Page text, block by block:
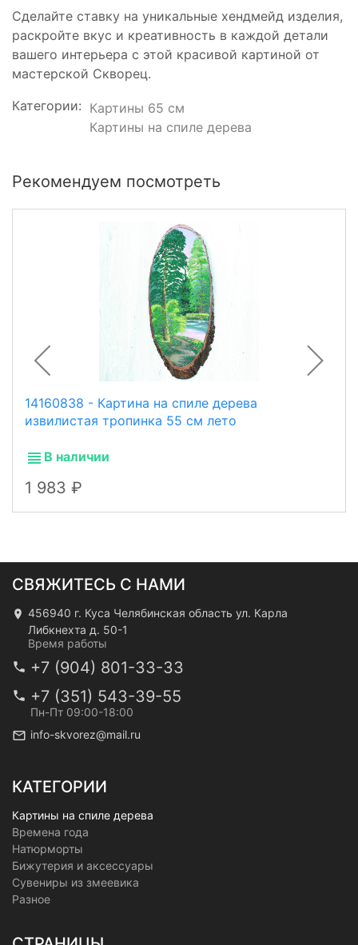
Сделайте ставку на уникальные хендмейд изделия,
раскройте вкус и креативность в каждой детали
вашего интерьера с этой красивой картиной от
мастерской Скворец.
Категории: Картины 65 см
Картины на спиле дерева
Рекомендуем посмотреть
14160838 - Картина на спиле дерева
извилистая тропинка 55 см лето
В наличии
1 983
СВЯЖИТЕСЬ С НАМИ
456940 г. Куса Челябинская область ул. Карла
Либкнехта д. 50-1
Время работы
+7 (904) 801-33-33
+7 (351) 543-39-55
Пн-Пт 09:00-18:00
info-skvorez@mail.ru
КАТЕГОРИИ
Картины на спиле дерева
Времена года
Натюрморты
Бижутерия и аксессуары
Сувениры из змеевика
Разное